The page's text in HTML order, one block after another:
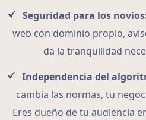
Seguridad para los
web con dominio propio,
da la tranquilidad
Independencia del
cambia las normas, tu
Eres dueño de tu audiencia